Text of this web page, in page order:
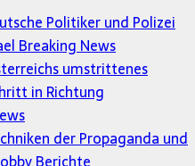
Politiker und Polizei
Breaking News
umstrittenes
in Richtung
der Propaganda und
Berichte